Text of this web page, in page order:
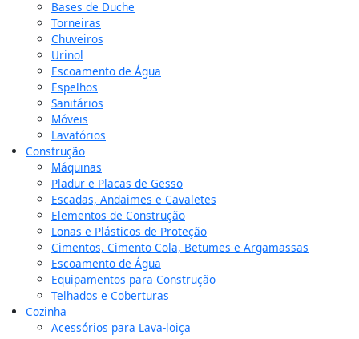
Bases de Duche
Torneiras
Chuveiros
Urinol
Escoamento de Água
Espelhos
Sanitários
Móveis
Lavatórios
Construção
Máquinas
Pladur e Placas de Gesso
Escadas, Andaimes e Cavaletes
Elementos de Construção
Lonas e Plásticos de Proteção
Cimentos, Cimento Cola, Betumes e Argamassas
Escoamento de Água
Equipamentos para Construção
Telhados e Coberturas
Cozinha
Acessórios para Lava-loiça